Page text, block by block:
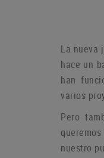
La nueva
hace un
han
varios
Pero
nuestro